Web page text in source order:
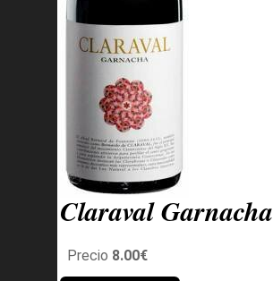
Claraval Garnacha
Precio 8.00€